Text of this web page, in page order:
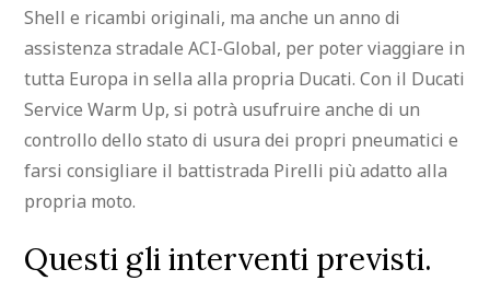
Shell e ricambi originali, ma anche un anno di
assistenza stradale ACI-Global, per poter viaggiare in
tutta Europa in sella alla propria Ducati. Con il Ducati
Service Warm Up, si potrà usufruire anche di un
controllo dello stato di usura dei propri pneumatici e
farsi consigliare il battistrada Pirelli più adatto alla
propria moto.
Questi gli interventi previsti.